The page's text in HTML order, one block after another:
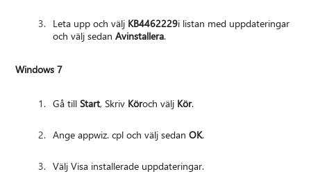
Leta upp och välj KB4462229i listan med uppdateringar
och välj sedanAvinstallera.
Windows 7
Gå tillStart, Skriv Köroch välj Kör.
Ange appwiz. cpl och välj sedanOK.
Välj Visa installerade uppdateringar.